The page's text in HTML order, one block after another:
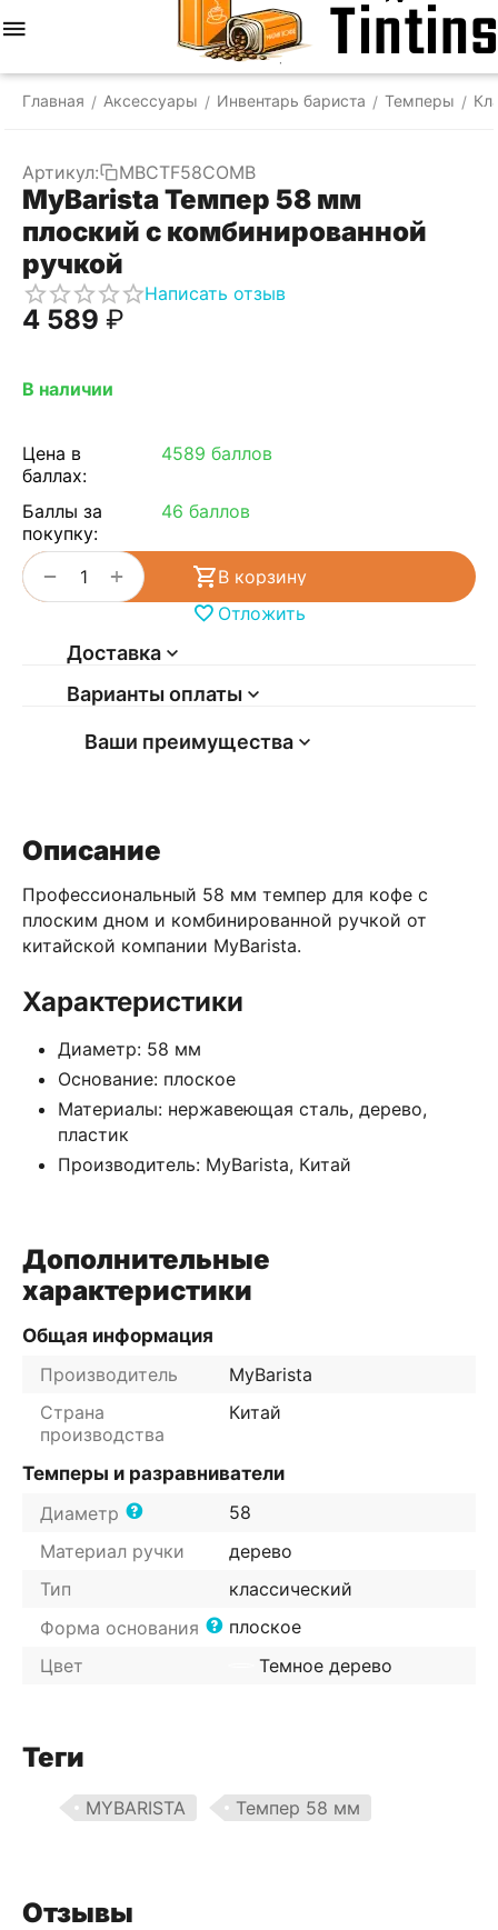
Главная / Аксессуары / Инвентарь бариста / Темперы /
Артикул: MBCTF58COMB
MyBarista Темпер 58 мм
плоский с комбинированной
ручкой
Написать отзыв
4 589 ₽
В наличии
Цена в
баллах:
4589 баллов
Баллы за
покупку:
46 баллов
+
−
В корзину
Отложить
Доставка
Варианты оплаты
Ваши преимущества
Описание
Профессиональный 58 мм темпер для кофе с
плоским дном и комбинированной ручкой от
китайской компании MyBarista.
Характеристики
Диаметр: 58 мм
Основание: плоское
Материалы: нержавеющая сталь, дерево,
пластик
Производитель: MyBarista, Китай
Дополнительные
характеристики
Общая информация
Производитель
MyBarista
Страна
производства
Китай
Темперы и разравниватели
Диаметр
58
Материал ручки
дерево
Тип
классический
Форма основания
плоское
Цвет
Темное дерево
Теги
MYBARISTA Темпер 58 мм
Отзывы
Корзина Отложенные
товары
Аккаунт